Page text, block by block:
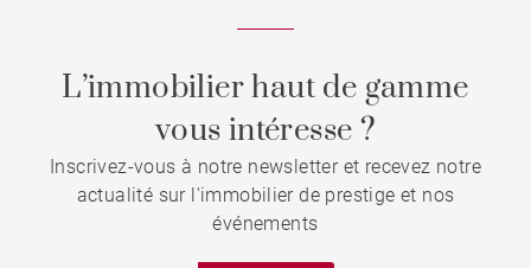
L’immobilier haut de gamme
vous intéresse ?
Inscrivez-vous à notre newsletter et recevez notre
actualité sur l'immobilier de prestige et nos
événements